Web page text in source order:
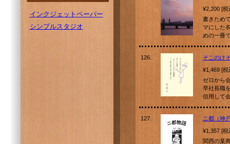
インクジェットペーパー
シンプルスタジオ
¥2,200 [
書きため
マにした
めの一冊
126.
そこのけ
¥1,469 [
ゼロから
早社長職
信用して
127.
ニ都（神
¥1,357 [
関西の某